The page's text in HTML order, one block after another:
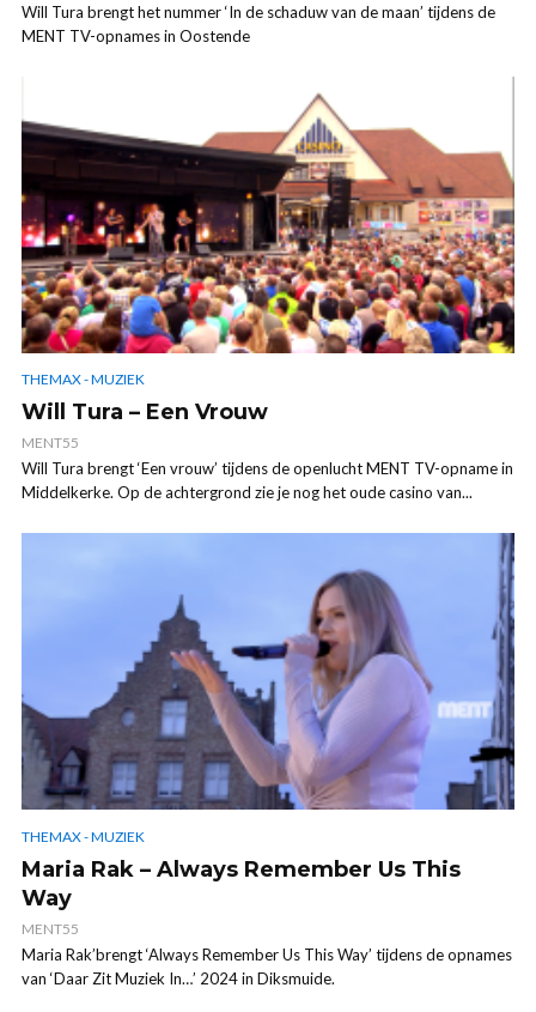
Will Tura brengt het nummer ‘In de schaduw van de maan’ tijdens de
MENT TV-opnames in Oostende
THEMAX - MUZIEK
Will Tura – Een Vrouw
MENT55
Will Tura brengt ‘Een vrouw’ tijdens de openlucht MENT TV-opname in
Middelkerke. Op de achtergrond zie je nog het oude casino van...
THEMAX - MUZIEK
Maria Rak – Always Remember Us This
Way
MENT55
Maria Rak’brengt ‘Always Remember Us This Way’ tijdens de opnames
van ‘Daar Zit Muziek In…’ 2024 in Diksmuide.